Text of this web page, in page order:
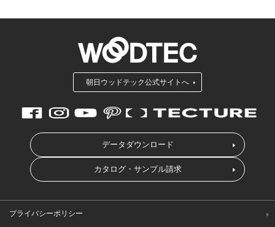
朝日ウッドテック公式サイトへ
データダウンロード
カタログ・サンプル請求
プライバシーポリシー